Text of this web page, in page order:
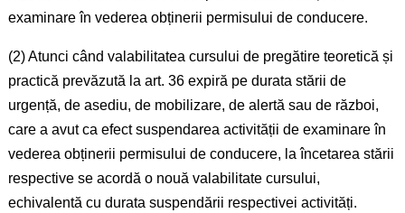
examinare în vederea obținerii permisului de conducere.
(2) Atunci când valabilitatea cursului de pregătire teoretică și
practică prevăzută la art. 36 expiră pe durata stării de
urgență, de asediu, de mobilizare, de alertă sau de război,
care a avut ca efect suspendarea activității de examinare în
vederea obținerii permisului de conducere, la încetarea stării
respective se acordă o nouă valabilitate cursului,
echivalentă cu durata suspendării respectivei activități.